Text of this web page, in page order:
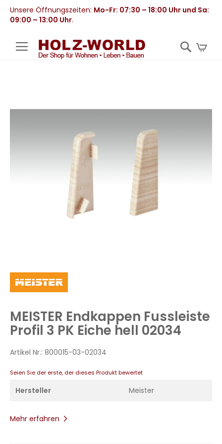
Unsere Öffnungszeiten: Mo-Fr: 07:30 – 18:00 Uhr und Sa:
09:00 – 13:00 Uhr.
Zum
Anfang
springen
MEISTER Endkappen Fussleiste
Profil 3 PK Eiche hell 02034
Artikel Nr.: 800015-03-02034
Seien Sie der erste, der dieses Produkt bewertet
Hersteller Meister
Mehr erfahren